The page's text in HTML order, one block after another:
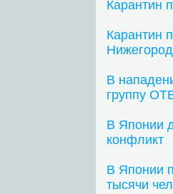
Карантин
Карантин
В
группу
В Японии
конфликт
В Японии
тысячи